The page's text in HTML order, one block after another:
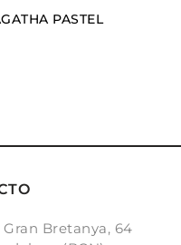
PASTEL
Gran Bretanya, 64